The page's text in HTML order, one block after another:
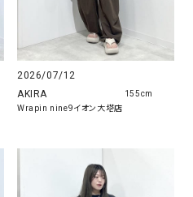
2026/07/12
AKIRA
Wrapin nine9イオン大塔店
155cm